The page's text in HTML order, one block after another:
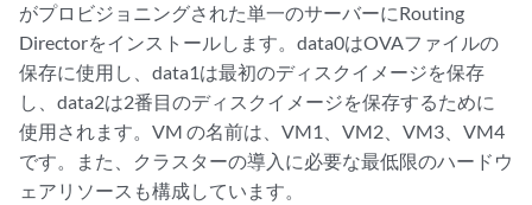
がプロビジョニングされた単一のサーバーにRouting
Directorをインストールします。data0はOVAファイルの
保存に使用し、data1は最初のディスクイメージを保存
し、data2は2番目のディスクイメージを保存するために
使用されます。VM の名前は、VM1、VM2、VM3、VM4
です。また、クラスターの導入に必要な最低限のハードウ
ェアリソースも構成しています。